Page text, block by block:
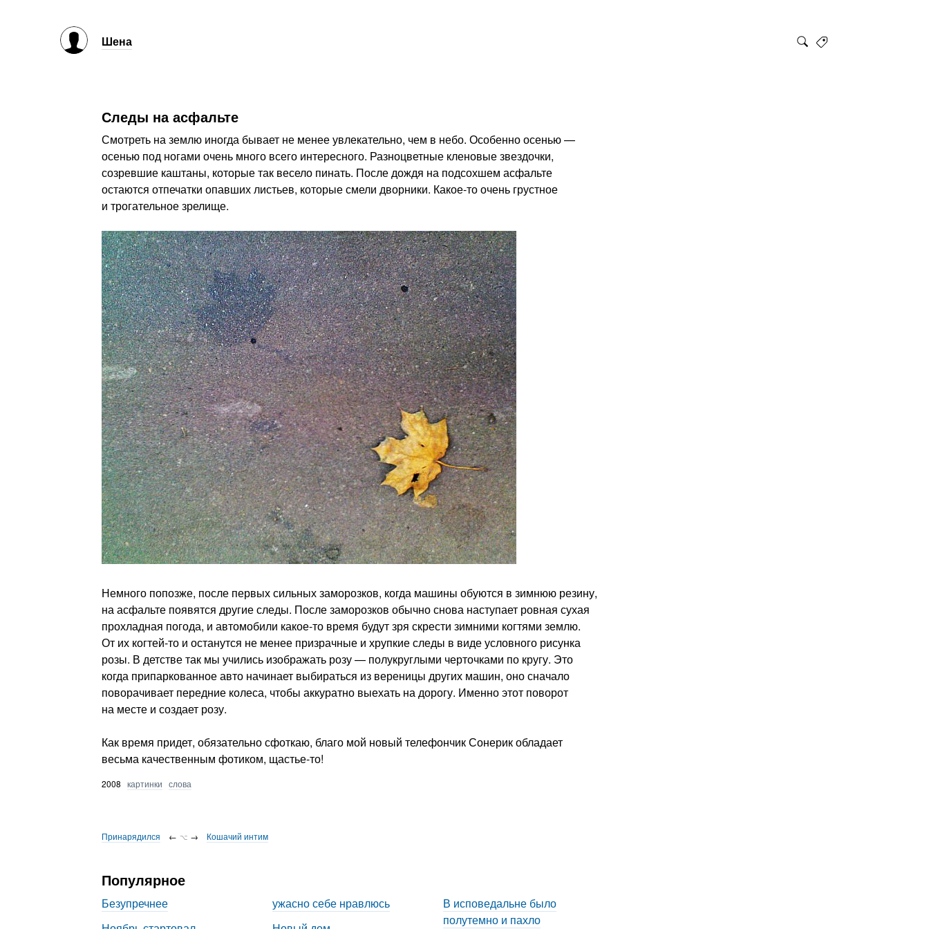
Шена
Следы на асфальте
Смотреть на землю иногда бывает не менее увлекательно, чем в небо. Особенно осенью —
осенью под ногами очень много всего интересного. Разноцветные кленовые звездочки,
созревшие каштаны, которые так весело пинать. После дождя на подсохшем асфальте
остаются отпечатки опавших листьев, которые смели дворники. Какое-то очень грустное
и трогательное зрелище.
Немного попозже, после первых сильных заморозков, когда машины обуются в зимнюю резину,
на асфальте появятся другие следы. После заморозков обычно снова наступает ровная сухая
прохладная погода, и автомобили какое-то время будут зря скрести зимними когтями землю.
От их когтей-то и останутся не менее призрачные и хрупкие следы в виде условного рисунка
розы. В детстве так мы учились изображать розу — полукруглыми черточками по кругу. Это
когда припаркованное авто начинает выбираться из вереницы других машин, оно сначало
поворачивает передние колеса, чтобы аккуратно выехать на дорогу. Именно этот поворот
на месте и создает розу.
Как время придет, обязательно сфоткаю, благо мой новый телефончик Сонерик обладает
весьма качественным фотиком, щастье-то!
2008 картинки слова
Принарядился ← ⌥ → Кошачий интим
Популярное
Безупречнее
ужасно себе нравлюсь
В исповедальне было
полутемно и пахло